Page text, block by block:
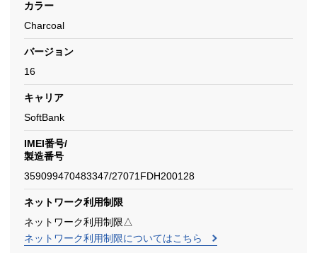
カラー
Charcoal
バージョン
16
キャリア
SoftBank
IMEI番号/
製造番号
359099470483347/27071FDH200128
ネットワーク利用制限
ネットワーク利用制限△
ネットワーク利用制限についてはこちら